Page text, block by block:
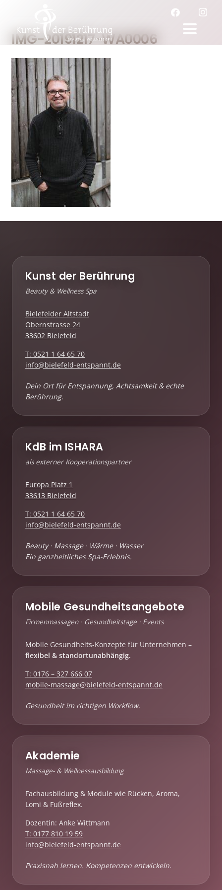
IMG-20191217-WA0006
Kunst der Berührung
Beauty & Wellness Spa
Bielefelder Altstadt
Obernstrasse 24
33602 Bielefeld
T: 0521 1 64 65 70
info@bielefeld-entspannt.de
Dein Ort für Entspannung, Achtsamkeit & echte
Berührung.
KdB im ISHARA
als externer Kooperationspartner
Europa Platz 1
33613 Bielefeld
T: 0521 1 64 65 70
info@bielefeld-entspannt.de
Beauty · Massage · Wärme · Wasser
Ein ganzheitliches Spa-Erlebnis.
Mobile Gesundheitsangebote
Firmenmassagen · Gesundheitstage · Events
Mobile Gesundheits-Konzepte für Unternehmen –
flexibel & standortunabhängig.
T: 0176 – 327 666 07
mobile-massage@bielefeld-entspannt.de
Gesundheit im richtigen Workflow.
Akademie
Massage- & Wellnessausbildung
Fachausbildung & Module wie Rücken, Aroma,
Lomi & Fußreflex.
Dozentin: Anke Wittmann
T: 0177 810 19 59
info@bielefeld-entspannt.de
Praxisnah lernen. Kompetenzen entwickeln.